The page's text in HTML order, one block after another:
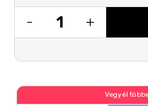
- 1 +
Vegyél